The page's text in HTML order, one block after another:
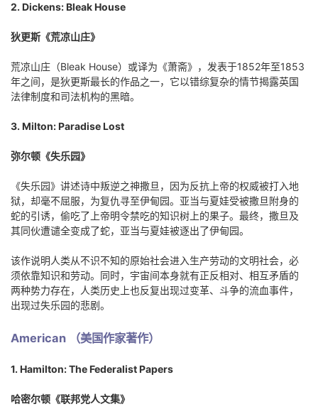
2. Dickens: Bleak House
狄更斯《荒凉山庄》
荒凉山庄（Bleak House）或译为《萧斋》，发表于1852年至1853
年之间，是狄更斯最长的作品之一，它以错综复杂的情节揭露英国
法律制度和司法机构的黑暗。
3. Milton: Paradise Lost
弥尔顿《失乐园》
《失乐园》讲述诗中叛逆之神撒旦，因为反抗上帝的权威被打入地
狱，却毫不屈服，为复仇寻至伊甸园。亚当与夏娃受被撒旦附身的
蛇的引诱，偷吃了上帝明令禁吃的知识树上的果子。最终，撒旦及
其同伙遭谴全变成了蛇，亚当与夏娃被逐出了伊甸园。
该作说明人类从不识不知的原始社会进入生产劳动的文明社会，必
须依靠知识和劳动。同时，宇宙间本身就有正反相对、相互矛盾的
两种势力存在，人类历史上也反复出现过变革、斗争的流血事件，
出现过失乐园的悲剧。
American （美国作家著作）
1. Hamilton: The Federalist Papers
哈密尔顿《联邦党人文集》